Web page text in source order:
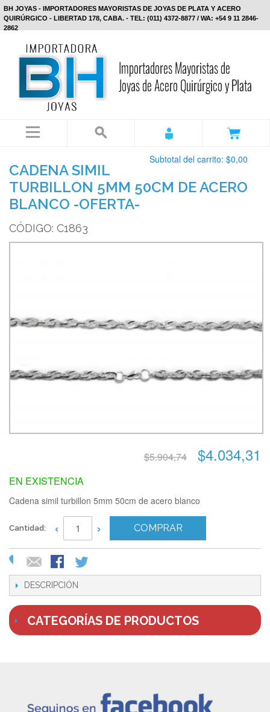
BH JOYAS - IMPORTADORES MAYORISTAS DE JOYAS DE PLATA Y ACERO
QUIRÚRGICO - LIBERTAD 178, CABA. - TEL: (011) 4372-8877 / WA: +54 9 11 2846-
2862
Subtotal del carrito: $0,00
CADENA SIMIL
TURBILLON 5MM 50CM DE ACERO
BLANCO -OFERTA-
CÓDIGO: C1863
$5.904,74 $4.034,31
EN EXISTENCIA
Cadena simil turbillon 5mm 50cm de acero blanco
Cantidad: ‹ › COMPRAR
DESCRIPCIÓN
CATEGORÍAS DE PRODUCTOS